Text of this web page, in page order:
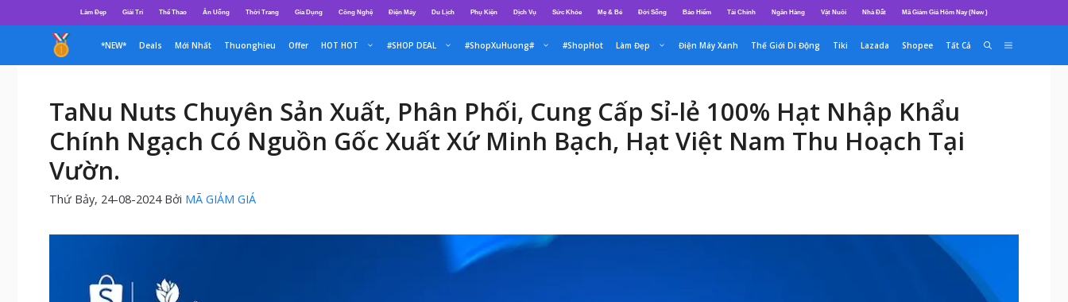
đến
dung
Làm Đẹp Giải Trí Thể Thao Ăn Uống Thời Trang Gia Dụng Công Nghệ Điện Máy Du Lịch Phụ Kiện Dịch Vụ Sức Khỏe Mẹ & Bé Đời Sống Bảo Hiểm Tài Chính Ngân Hàng Vật Nuôi Nhà Đất Mã Giảm Giá Hôm Nay (New )
*NEW* Deals Mới Nhất Thuonghieu Offer HOT HOT #SHOP DEAL #ShopXuHuong# #ShopHot Làm Đẹp Điện Máy Xanh Thế Giới Di Động Tiki Lazada Shopee Tất Cả
TaNu Nuts Chuyên Sản Xuất, Phân Phối, Cung Cấp Sỉ-lẻ 100% Hạt Nhập Khẩu
Chính Ngạch Có Nguồn Gốc Xuất Xứ Minh Bạch, Hạt Việt Nam Thu Hoạch Tại
Vườn.
Thứ Bảy, 24-08-2024 Bởi MÃ GIẢM GIÁ